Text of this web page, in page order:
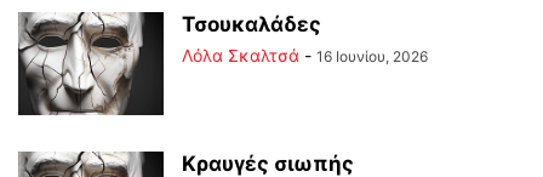
Τσουκαλάδες
Λόλα Σκαλτσά - 16 Ιουνίου, 2026
Κραυγές σιωπής